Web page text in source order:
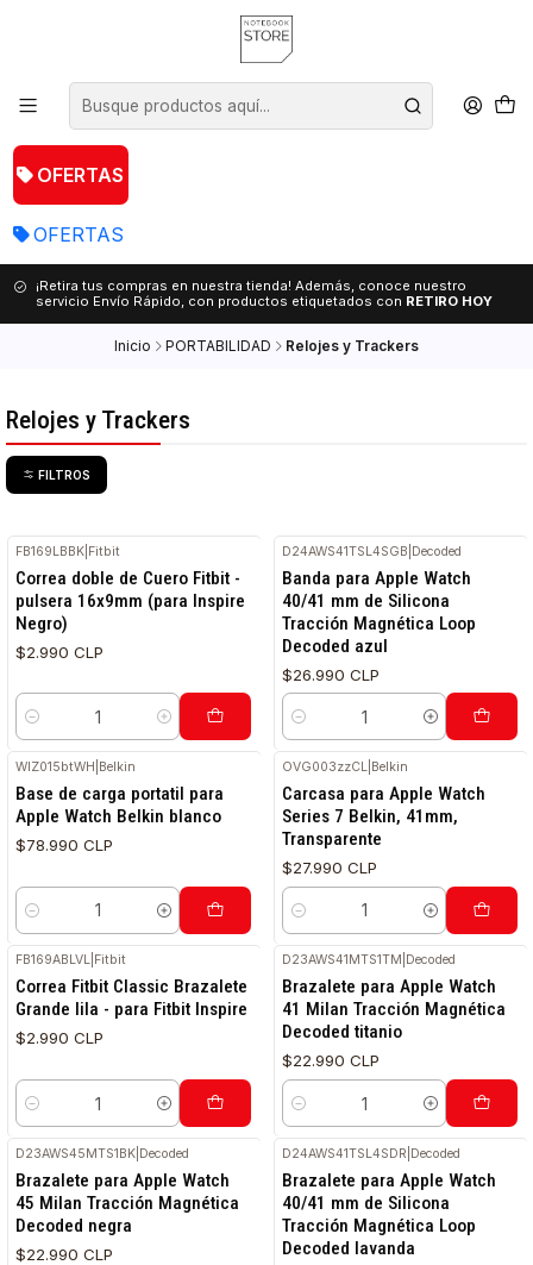
OFERTAS
OFERTAS
¡Retira tus compras en nuestra tienda! Además, conoce nuestro
servicio Envío Rápido, con productos etiquetados con RETIRO HOY
Inicio PORTABILIDAD Relojes y Trackers
Relojes y Trackers
FILTROS
FB169LBBK Fitbit
Correa doble de Cuero Fitbit -
pulsera 16x9mm (para Inspire
Negro)
$2.990 CLP
Cantidad
D24AWS41TSL4SGB Decoded
Banda para Apple Watch
40/41 mm de Silicona
Tracción Magnética Loop
Decoded azul
$26.990 CLP
Cantidad
WIZ015btWH Belkin
Base de carga portatil para
Apple Watch Belkin blanco
$78.990 CLP
Cantidad
OVG003zzCL Belkin
Carcasa para Apple Watch
Series 7 Belkin, 41mm,
Transparente
$27.990 CLP
Cantidad
FB169ABLVL Fitbit
Correa Fitbit Classic Brazalete
Grande lila - para Fitbit Inspire
$2.990 CLP
Cantidad
D23AWS41MTS1TM Decoded
Brazalete para Apple Watch
41 Milan Tracción Magnética
Decoded titanio
$22.990 CLP
Cantidad
D23AWS45MTS1BK Decoded
Brazalete para Apple Watch
45 Milan Tracción Magnética
Decoded negra
$22.990 CLP
D24AWS41TSL4SDR Decoded
Brazalete para Apple Watch
40/41 mm de Silicona
Tracción Magnética Loop
Decoded lavanda